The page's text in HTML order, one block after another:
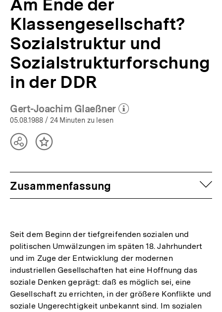
Am Ende der
Klassengesellschaft?
Sozialstruktur und
Sozialstrukturforschung
in der DDR
Gert-Joachim Glaeßner
(Mehr zum Autor)
05.08.1988 / 24 Minuten zu lesen
TeilenInhalt
Zusammenfassung
Seit dem Beginn der tiefgreifenden sozialen und
politischen Umwälzungen im späten 18. Jahrhundert
und im Zuge der Entwicklung der modernen
industriellen Gesellschaften hat eine Hoffnung das
soziale Denken geprägt: daß es möglich sei, eine
Gesellschaft zu errichten, in der größere Konflikte und
soziale Ungerechtigkeit unbekannt sind. Im sozialen